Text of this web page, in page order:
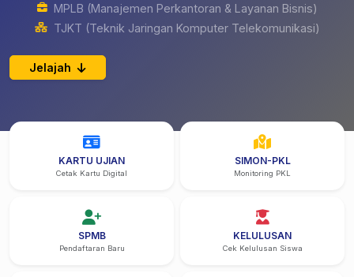
MPLB (Manajemen Perkantoran & Layanan Bisnis)
TJKT (Teknik Jaringan Komputer Telekomunikasi)
Jelajah
KARTU UJIAN
Cetak Kartu Digital
SIMON-PKL
Monitoring PKL
SPMB
Pendaftaran Baru
KELULUSAN
Cek Kelulusan Siswa